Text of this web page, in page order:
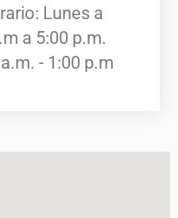
Lunes a
a 5:00 p.m.
- 1:00 p.m